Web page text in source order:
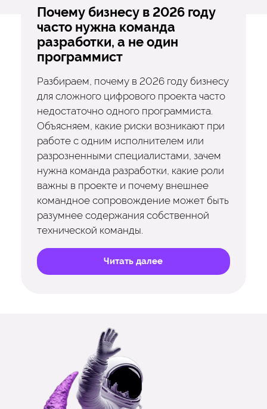
Почему бизнесу в 2026 году
часто нужна команда
разработки, а не один
программист
Разбираем, почему в 2026 году бизнесу
для сложного цифрового проекта часто
недостаточно одного программиста.
Объясняем, какие риски возникают при
работе с одним исполнителем или
разрозненными специалистами, зачем
нужна команда разработки, какие роли
важны в проекте и почему внешнее
командное сопровождение может быть
разумнее содержания собственной
технической команды.
Читать далее